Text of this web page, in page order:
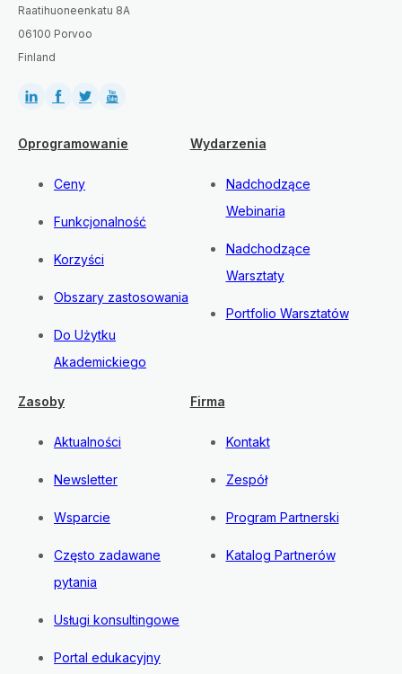
Raatihuoneenkatu 8A
06100 Porvoo
Finland
Oprogramowanie
Ceny
Funkcjonalność
Korzyści
Obszary zastosowania
Do Użytku
Akademickiego
Wydarzenia
Nadchodzące
Webinaria
Nadchodzące
Warsztaty
Portfolio Warsztatów
Zasoby
Aktualności
Newsletter
Wsparcie
Często zadawane
pytania
Usługi konsultingowe
Portal edukacyjny
Firma
Kontakt
Zespół
Program Partnerski
Katalog Partnerów